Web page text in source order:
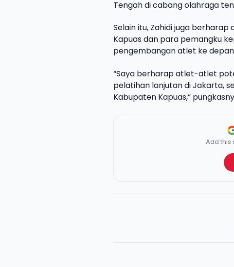
Tengah di cabang olahraga
Selain itu, Zahidi juga
Kapuas dan para pemangku
pengembangan atlet ke
“Saya berharap atlet-atlet
pelatihan lanjutan di Jakarta,
Kabupaten Kapuas,”
Add this